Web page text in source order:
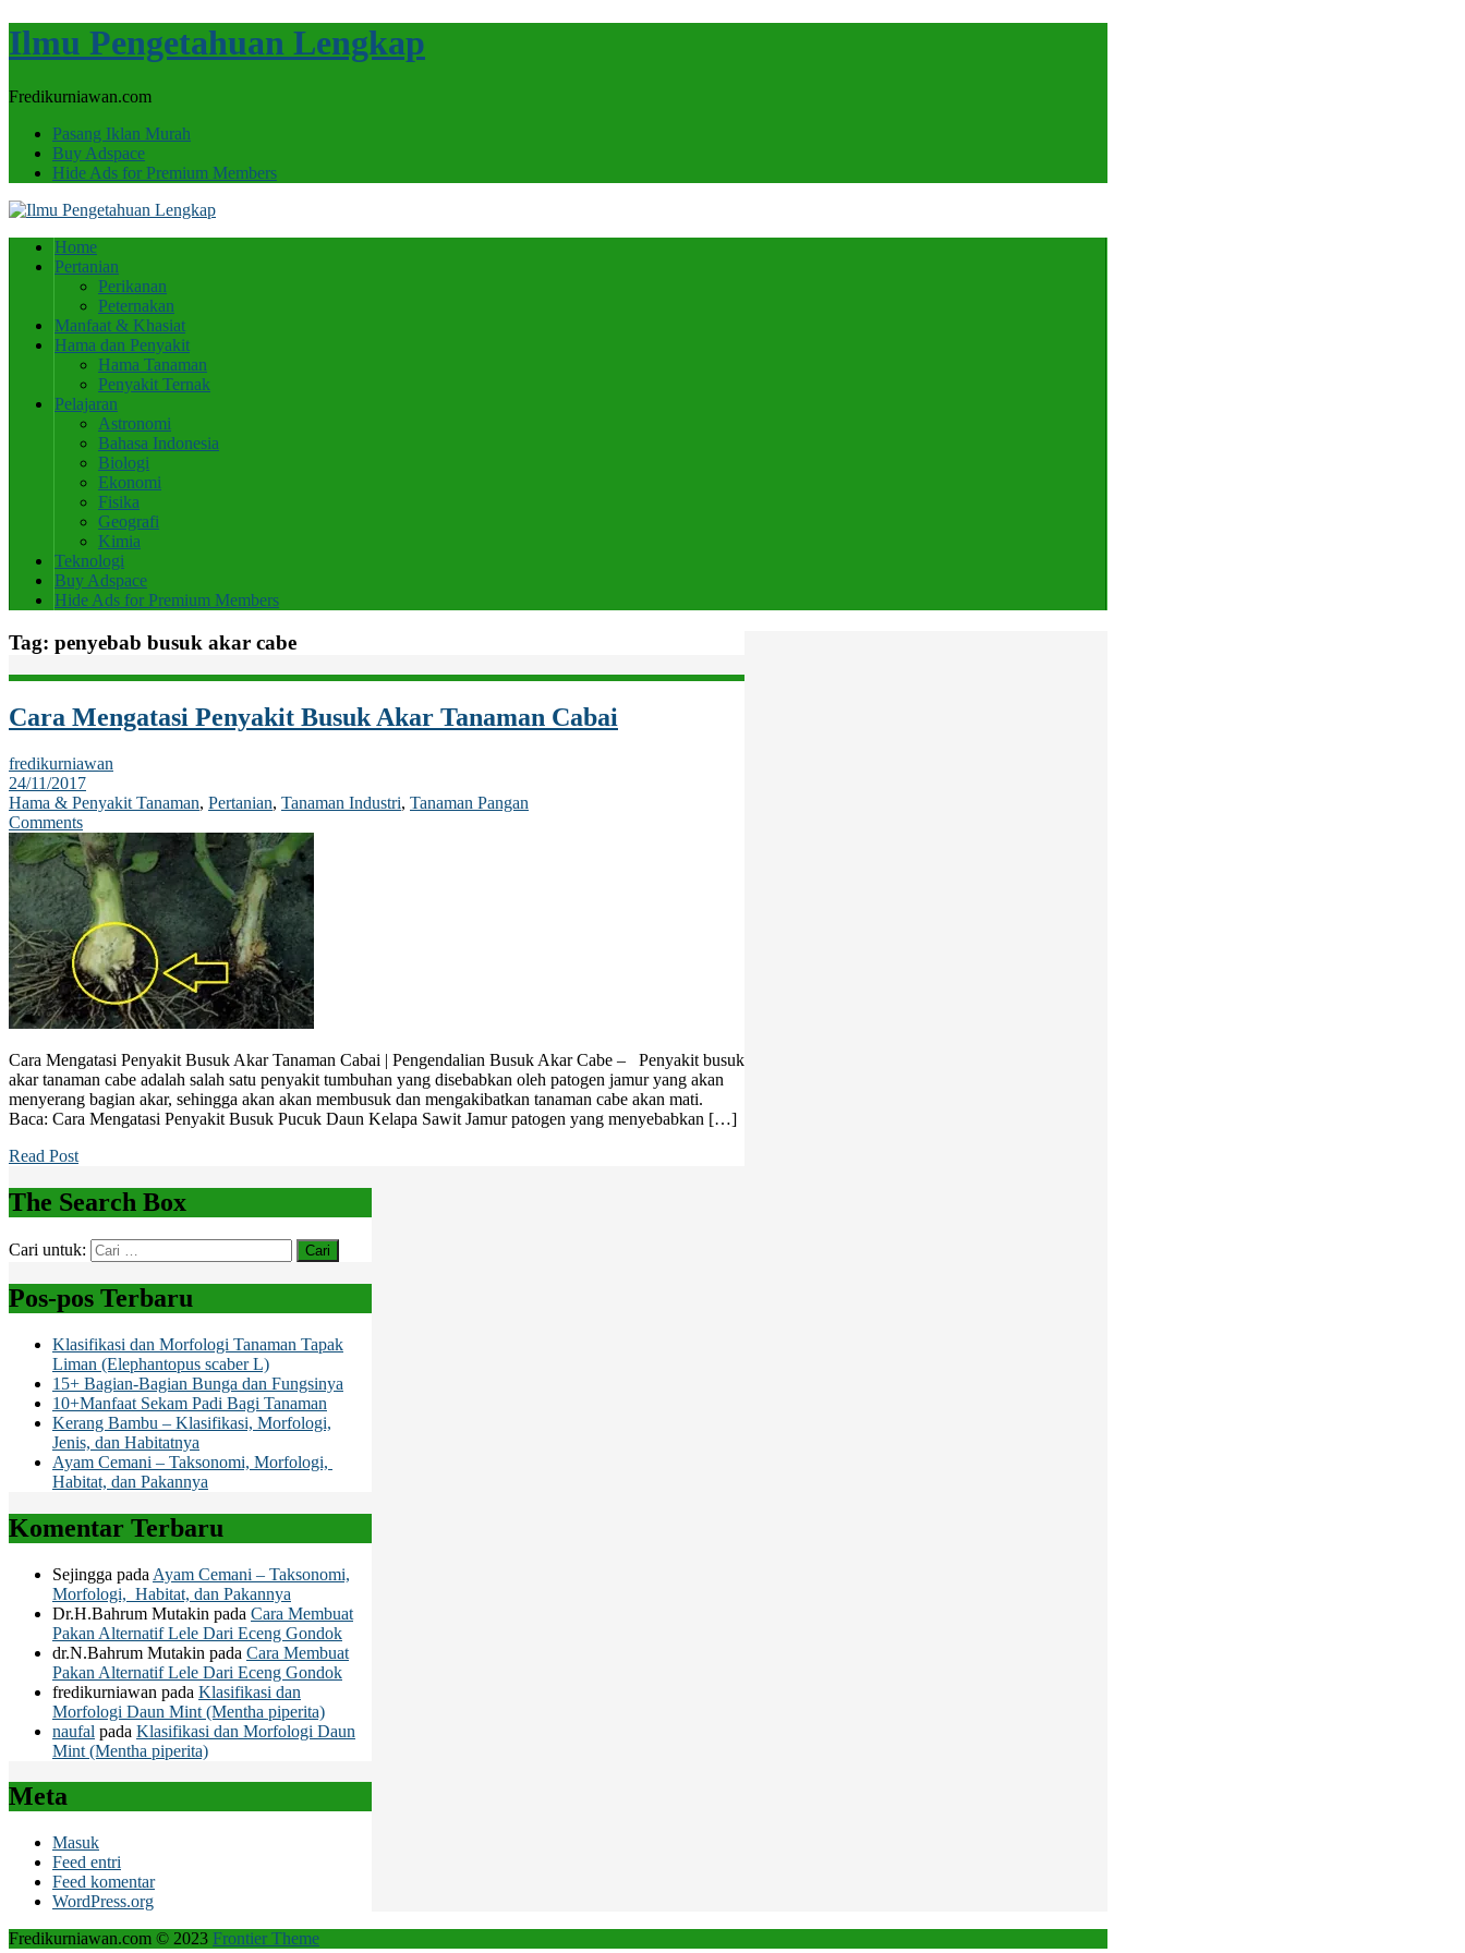
Ilmu Pengetahuan Lengkap
Fredikurniawan.com
Pasang Iklan Murah
Buy Adspace
Hide Ads for Premium Members
Home
Pertanian
Perikanan
Peternakan
Manfaat & Khasiat
Hama dan Penyakit
Hama Tanaman
Penyakit Ternak
Pelajaran
Astronomi
Bahasa Indonesia
Biologi
Ekonomi
Fisika
Geografi
Kimia
Teknologi
Buy Adspace
Hide Ads for Premium Members
Tag: penyebab busuk akar cabe
Cara Mengatasi Penyakit Busuk Akar Tanaman Cabai
fredikurniawan
24/11/2017
Hama & Penyakit Tanaman, Pertanian, Tanaman Industri, Tanaman Pangan
Comments
Cara Mengatasi Penyakit Busuk Akar Tanaman Cabai | Pengendalian Busuk Akar Cabe – Penyakit busuk
akar tanaman cabe adalah salah satu penyakit tumbuhan yang disebabkan oleh patogen jamur yang akan
menyerang bagian akar, sehingga akan akan membusuk dan mengakibatkan tanaman cabe akan mati.
Baca: Cara Mengatasi Penyakit Busuk Pucuk Daun Kelapa Sawit Jamur patogen yang menyebabkan […]
Read Post
The Search Box
Cari untuk:
Pos-pos Terbaru
Klasifikasi dan Morfologi Tanaman Tapak
Liman (Elephantopus scaber L)
15+ Bagian-Bagian Bunga dan Fungsinya
10+Manfaat Sekam Padi Bagi Tanaman
Kerang Bambu – Klasifikasi, Morfologi,
Jenis, dan Habitatnya
Ayam Cemani – Taksonomi, Morfologi,
Habitat, dan Pakannya
Komentar Terbaru
Sejingga pada Ayam Cemani – Taksonomi,
Morfologi, Habitat, dan Pakannya
Dr.H.Bahrum Mutakin pada Cara Membuat
Pakan Alternatif Lele Dari Eceng Gondok
dr.N.Bahrum Mutakin pada Cara Membuat
Pakan Alternatif Lele Dari Eceng Gondok
fredikurniawan pada Klasifikasi dan
Morfologi Daun Mint (Mentha piperita)
naufal pada Klasifikasi dan Morfologi Daun
Mint (Mentha piperita)
Meta
Masuk
Feed entri
Feed komentar
WordPress.org
Fredikurniawan.com © 2023 Frontier Theme